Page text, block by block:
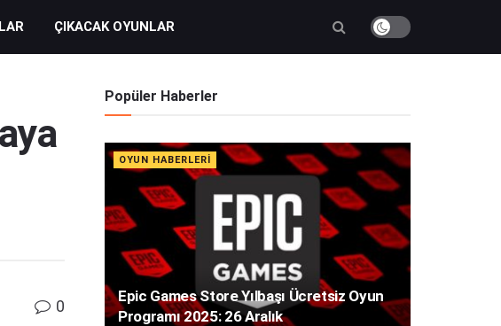
ÇIKACAK OYUNLAR
0
Popüler Haberler
OYUN HABERLERI
Epic Games Store Yılbaşı Ücretsiz Oyun
Programı 2025: 26 Aralık